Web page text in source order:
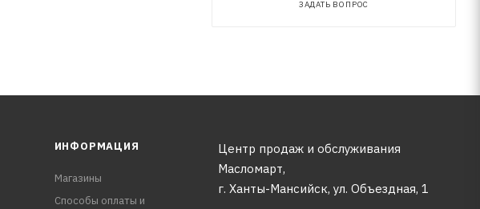
ЗАДАТЬ ВОПРОС
ИНФОРМАЦИЯ
Магазины
Способы оплаты и
Центр продаж и обслуживания
Масломарт,
г. Ханты-Мансийск, ул. Объездная, 1